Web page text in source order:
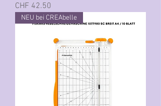
Preis
CHF 42.50
NEU bei CREAbelle